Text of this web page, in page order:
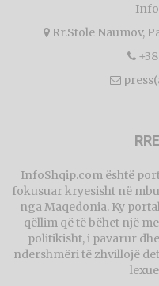
Rr.Stole Naumov,
InfoShqip.com është
fokusuar kryesisht në
nga Maqedonia. Ky
qëllim që të bëhet një
politikisht, i pavarur
ndershmëri të zhvillojë